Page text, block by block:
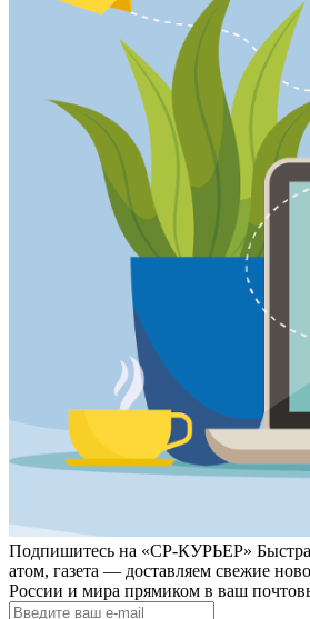
Подпишитесь на «СР-КУРЬЕР»
атом, газета — доставляем свежие
России и мира прямиком в ваш